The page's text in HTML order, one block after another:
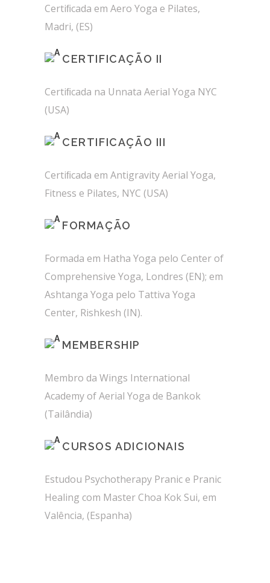
Certiﬁcada em Aero Yoga e Pilates,
Madri, (ES)
CERTIFICAÇÃO II
Certiﬁcada na Unnata Aerial Yoga NYC
(USA)
CERTIFICAÇÃO III
Certiﬁcada em Antigravity Aerial Yoga,
Fitness e Pilates, NYC (USA)
FORMAÇÃO
Formada em Hatha Yoga pelo Center of
Comprehensive Yoga, Londres (EN); em
Ashtanga Yoga pelo Tattiva Yoga
Center, Rishkesh (IN).
MEMBERSHIP
Membro da Wings International
Academy of Aerial Yoga de Bankok
(Tailândia)
CURSOS ADICIONAIS
Estudou Psychotherapy Pranic e Pranic
Healing com Master Choa Kok Sui, em
Valência, (Espanha)